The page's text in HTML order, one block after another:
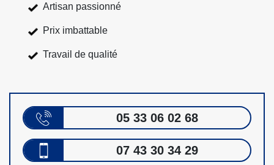
Artisan passionné
Prix imbattable
Travail de qualité
05 33 06 02 68
07 43 30 34 29